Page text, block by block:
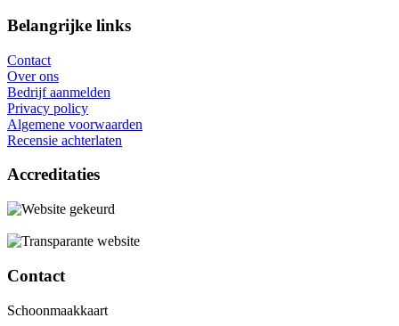
Belangrijke links
Contact
Over ons
Bedrijf aanmelden
Privacy policy
Algemene voorwaarden
Recensie achterlaten
Accreditaties
Contact
Schoonmaakkaart